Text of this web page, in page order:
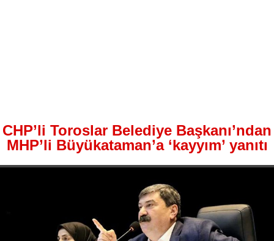
CHP’li Toroslar Belediye Başkanı’ndan
MHP’li Büyükataman’a ‘kayyım’ yanıtı